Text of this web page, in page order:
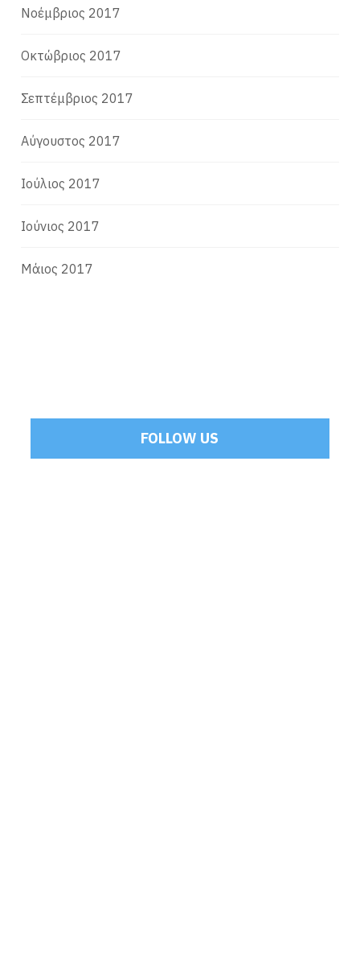
Νοέμβριος 2017
Οκτώβριος 2017
Σεπτέμβριος 2017
Αύγουστος 2017
Ιούλιος 2017
Ιούνιος 2017
Μάιος 2017
FOLLOW US